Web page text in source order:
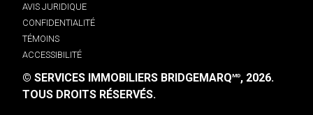
AVIS JURIDIQUE
CONFIDENTIALITÉ
TÉMOINS
ACCESSIBILITÉ
© SERVICES IMMOBILIERS BRIDGEMARQMD, 2026.
TOUS DROITS RÉSERVÉS.